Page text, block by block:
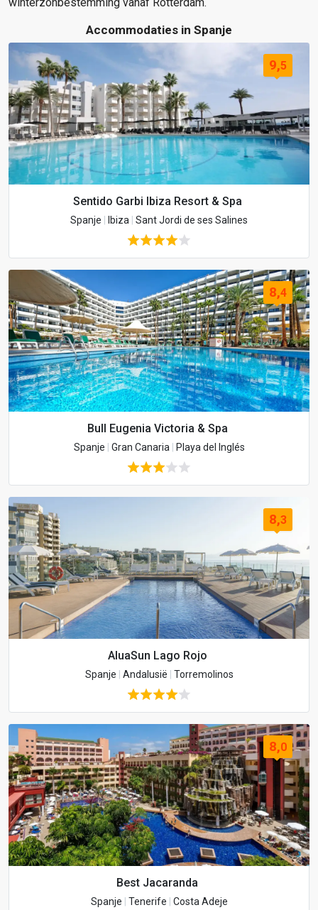
winterzonbestemming vanaf Rotterdam.
Accommodaties in Spanje
9,5
Sentido Garbi Ibiza Resort & Spa
Spanje Ibiza Sant Jordi de ses Salines
8,4
Bull Eugenia Victoria & Spa
Spanje Gran Canaria Playa del Inglés
8,3
AluaSun Lago Rojo
Spanje Andalusië Torremolinos
8,0
Best Jacaranda
Spanje Tenerife Costa Adeje